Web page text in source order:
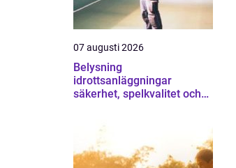
07 augusti 2026
Belysning
idrottsanläggningar
säkerhet, spelkvalitet och